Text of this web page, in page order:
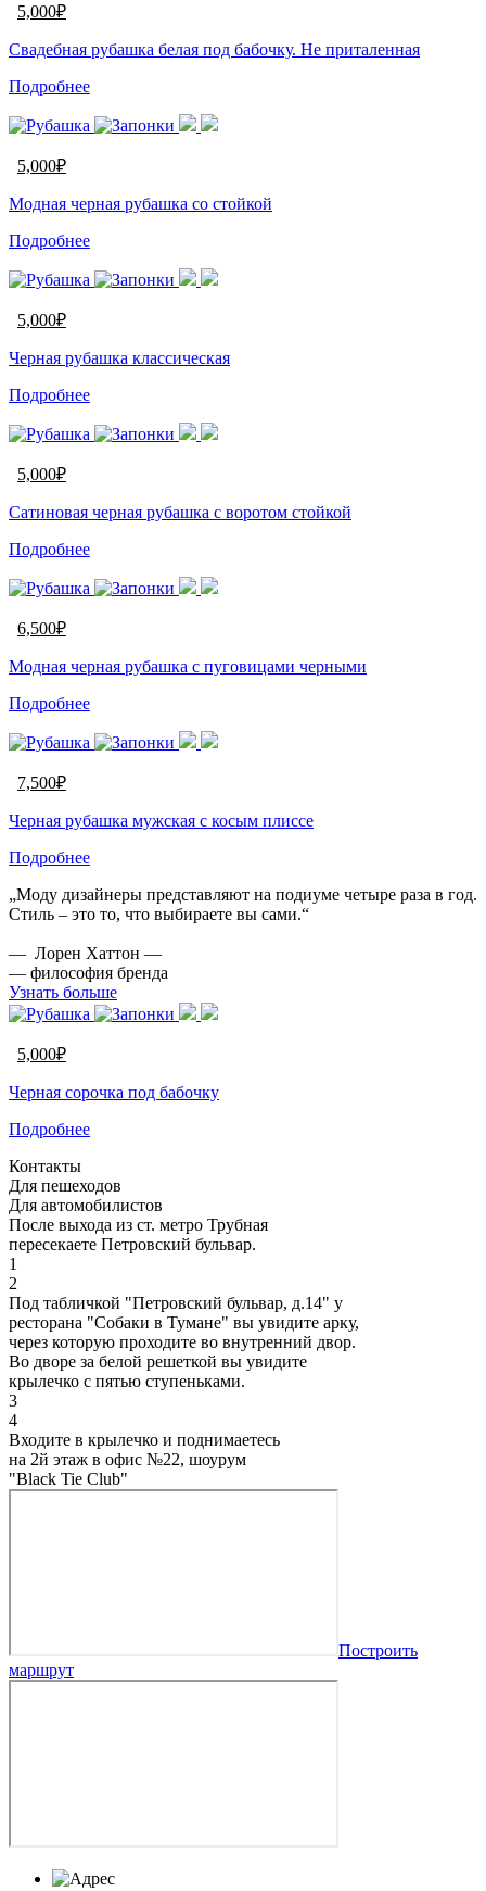
5,000₽
Cвадебная рубашка белая под бабочку. Не приталенная
Подробнее
5,000₽
Модная черная рубашка со стойкой
Подробнее
5,000₽
Черная рубашка классическая
Подробнее
5,000₽
Сатиновая черная рубашка с воротом стойкой
Подробнее
6,500₽
Модная черная рубашка с пуговицами черными
Подробнее
7,500₽
Черная рубашка мужская с косым плиссе
Подробнее
„Моду дизайнеры представляют на подиуме четыре раза в год.
Стиль – это то, что выбираете вы сами.“
— Лорен Хаттон —
— философия бренда
Узнать больше
5,000₽
Черная сорочка под бабочку
Подробнее
Контакты
Для пешеходов
Для автомобилистов
После выхода из ст. метро Трубная
пересекаете Петровский бульвар.
1
2
Под табличкой "Петровский бульвар, д.14" у
ресторана "Собаки в Тумане" вы увидите арку,
через которую проходите во внутренний двор.
Во дворе за белой решеткой вы увидите
крылечко с пятью ступеньками.
3
4
Входите в крылечко и поднимаетесь
на 2й этаж в офис №22, шоурум
"Black Tie Club"
Построить
маршрут